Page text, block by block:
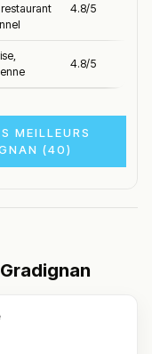
4.8/5
4.8/5
MEILLEURS
(40)